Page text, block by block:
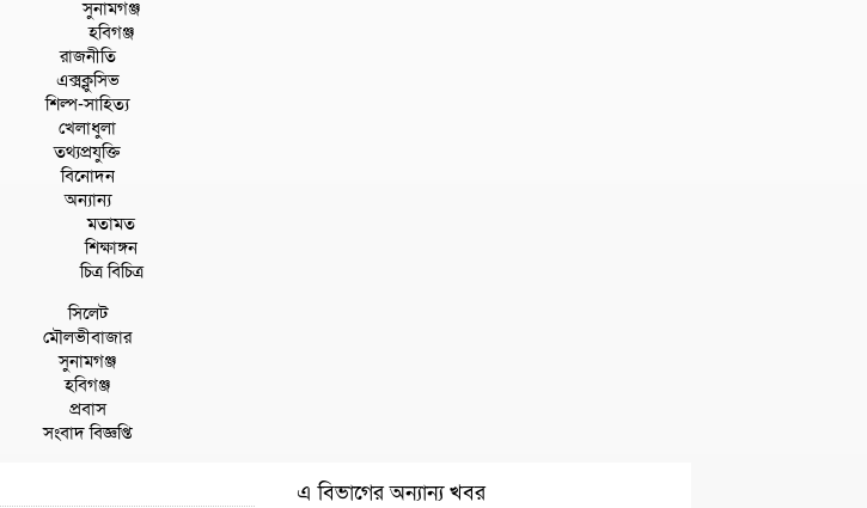
সুনামগঞ্জ
হবিগঞ্জ
রাজনীতি
এক্সক্লুসিভ
শিল্প-সাহিত্য
খেলাধুলা
তথ্যপ্রযুক্তি
বিনোদন
অন্যান্য
মতামত
শিক্ষাঙ্গন
চিত্র বিচিত্র
সিলেট
মৌলভীবাজার
সুনামগঞ্জ
হবিগঞ্জ
প্রবাস
সংবাদ বিজ্ঞপ্তি
এ বিভাগের অন্যান্য খবর